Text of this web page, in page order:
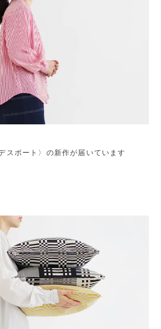
スポート〉の新作が届いています